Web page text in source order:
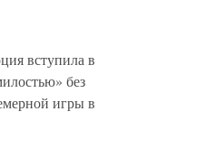
вступила в
без
игры в